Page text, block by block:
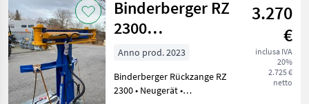
e
lavorazione
del
legno /
Binderberger RZ
2300
Rückezange
3.270
€
inclusa IVA
20%
2.725 €
netto
Anno prod. 2023
Binderberger Rückzange RZ
2300 • Neugerät •